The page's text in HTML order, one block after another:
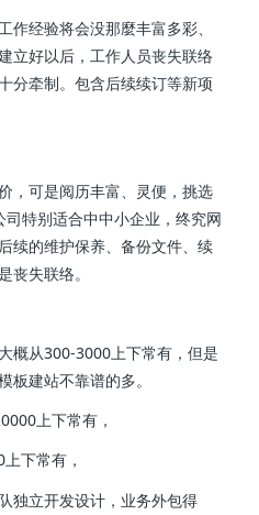
经验将会没那麼丰富多彩、
立好以后，工作人员丧失联络
分牵制。包含后续续订等新项
，可是阅历丰富、灵便，挑选
特别适合中中小企业，终究网
续的维护保养、备份文件、续
丧失联络。
概从300-3000上下常有，但是
板建站不靠谱的多。
上下常有，
下常有，
独立开发设计，业务外包得